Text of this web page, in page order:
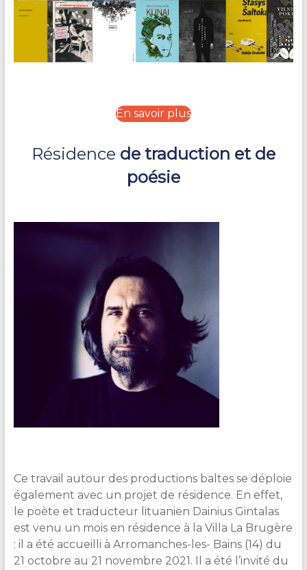
En savoir plus
Résidence de traduction et de
poésie
Ce travail autour des productions baltes se déploie
également avec un projet de résidence. En effet,
le poète et traducteur lituanien Dainius Gintalas
est venu un mois en résidence à la Villa La Brugère
: i l a été accueilli à Arromanches-les- Bains (14) du
21 octobre au 21 novembre 2021. Il a été l’invité du